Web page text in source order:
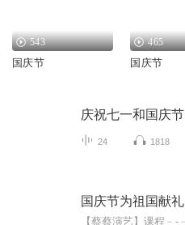
543
国庆节
465
国庆节
庆祝七一和国庆节
24 1818
国庆节为祖国献礼